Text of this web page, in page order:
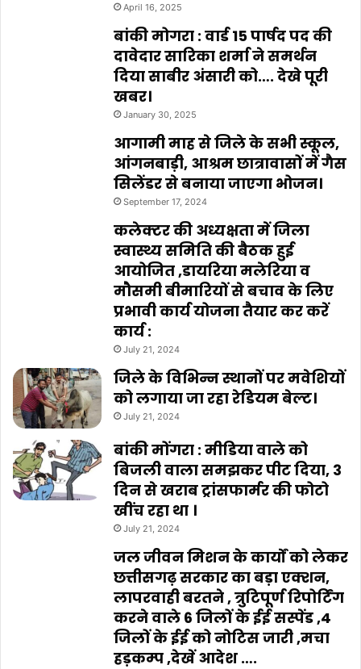
April 16, 2025
बांकी मोगरा : वार्ड 15 पार्षद पद की
दावेदार सारिका शर्मा ने समर्थन
दिया साबीर अंसारी को…. देखे पूरी
खबर।
January 30, 2025
आगामी माह से जिले के सभी स्कूल,
आंगनबाड़ी, आश्रम छात्रावासों में गैस
सिलेंडर से बनाया जाएगा भोजन।
September 17, 2024
कलेक्टर की अध्यक्षता में जिला
स्वास्थ्य समिति की बैठक हुई
आयोजित ,डायरिया मलेरिया व
मौसमी बीमारियों से बचाव के लिए
प्रभावी कार्य योजना तैयार कर करें
कार्य :
July 21, 2024
जिले के विभिन्न स्थानों पर मवेशियों
को लगाया जा रहा रेडियम बेल्ट।
July 21, 2024
बांकी मोंगरा : मीडिया वाले को
बिजली वाला समझकर पीट दिया, 3
दिन से खराब ट्रांसफार्मर की फोटो
खींच रहा था ।
July 21, 2024
जल जीवन मिशन के कार्यों को लेकर
छत्तीसगढ़ सरकार का बड़ा एक्शन,
लापरवाही बरतने , त्रुटिपूर्ण रिपोर्टिंग
करने वाले 6 जिलों के ईई सस्पेंड ,4
जिलों के ईई को नोटिस जारी ,मचा
हड़कम्प ,देखें आदेश ….